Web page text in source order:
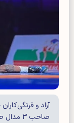
آزاد و
صاحب ۳ مدال طلا، ۵ نقره و ۵ برنز شدند.